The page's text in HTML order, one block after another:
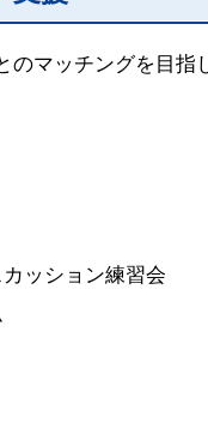
のマッチングを目
ッション練習会